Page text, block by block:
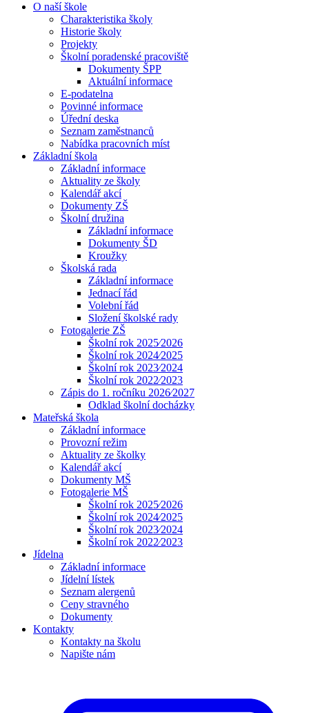
O naší škole
Charakteristika školy
Historie školy
Projekty
Školní poradenské pracoviště
Dokumenty ŠPP
Aktuální informace
E-podatelna
Povinné informace
Úřední deska
Seznam zaměstnanců
Nabídka pracovních míst
Základní škola
Základní informace
Aktuality ze školy
Kalendář akcí
Dokumenty ZŠ
Školní družina
Základní informace
Dokumenty ŠD
Kroužky
Školská rada
Základní informace
Jednací řád
Volební řád
Složení školské rady
Fotogalerie ZŠ
Školní rok 2025⁄2026
Školní rok 2024⁄2025
Školní rok 2023⁄2024
Školní rok 2022⁄2023
Zápis do 1. ročníku 2026⁄2027
Odklad školní docházky
Mateřská škola
Základní informace
Provozní režim
Aktuality ze školky
Kalendář akcí
Dokumenty MŠ
Fotogalerie MŠ
Školní rok 2025⁄2026
Školní rok 2024⁄2025
Školní rok 2023⁄2024
Školní rok 2022⁄2023
Jídelna
Základní informace
Jídelní lístek
Seznam alergenů
Ceny stravného
Dokumenty
Kontakty
Kontakty na školu
Napište nám